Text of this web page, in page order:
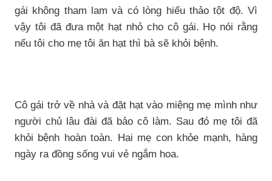
gái không tham lam và có lòng hiếu thảo tột độ. Vì
vậy tôi đã đưa một hạt nhỏ cho cô gái. Họ nói rằng
nếu tôi cho mẹ tôi ăn hạt thì bà sẽ khỏi bệnh.
Cô gái trở về nhà và đặt hạt vào miệng mẹ mình như
người chủ lâu đài đã bảo cô làm. Sau đó mẹ tôi đã
khỏi bệnh hoàn toàn. Hai mẹ con khỏe mạnh, hàng
ngày ra đồng sống vui vẻ ngắm hoa.